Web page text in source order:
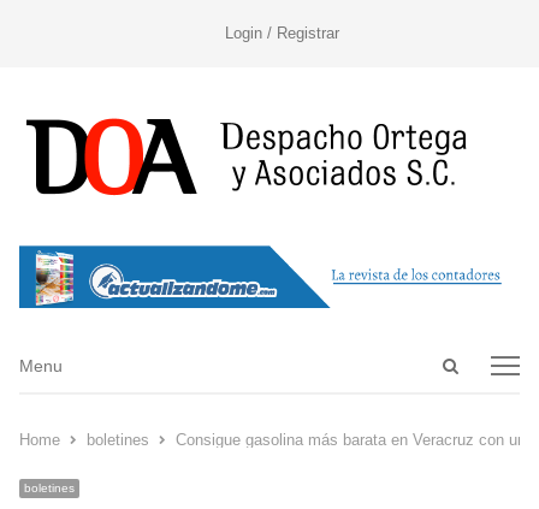
Login / Registrar
Open
Menu
Menu
Home boletines Consigue gasolina más barata en Veracruz con
boletines